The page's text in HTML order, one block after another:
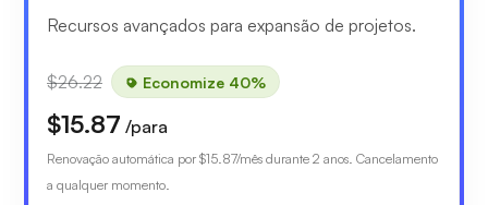
Recursos avançados para expansão de projetos.
$26.22 Economize 40%
$15.87 /para
Renovação automática por $15.87/mês durante 2 anos. Cancelamento
a qualquer momento.